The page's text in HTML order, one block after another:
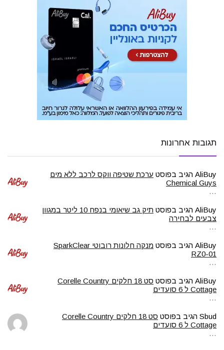
תגובות אחרונות
AliBuy הגיב בפוסט ערכת שטיפה ווקס לרכב ללא מים
Chemical Guys
…
AliBuy הגיב בפוסט
תיק גב שיאומי בנפח 10 ליטר במגוון
צבעים לבחירה
…
AliBuy הגיב בפוסט
מנקה חלונות רובוטי SparkClear
RZ0-01
…
AliBuy הגיב בפוסט
סט 18 חלקים Corelle Country
Cottage ל 6 סועדים
…
Sbud הגיב בפוסט
סט 18 חלקים Corelle Country
Cottage ל 6 סועדים
…